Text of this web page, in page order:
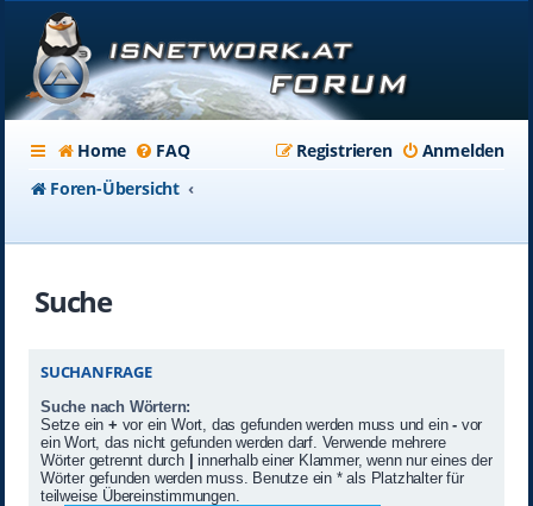
Home FAQ Anmelden
Registrieren
Foren-Übersicht
Suche
SUCHANFRAGE
Suche nach Wörtern:
Setze ein + vor ein Wort, das gefunden werden muss und ein-vor
ein Wort, das nicht gefunden werden darf. Verwende mehrere
Wörter getrennt durch | innerhalb einer Klammer, wenn nur eines der
Wörter gefunden werden muss. Benutze ein * als Platzhalter für
teilweise Übereinstimmungen.